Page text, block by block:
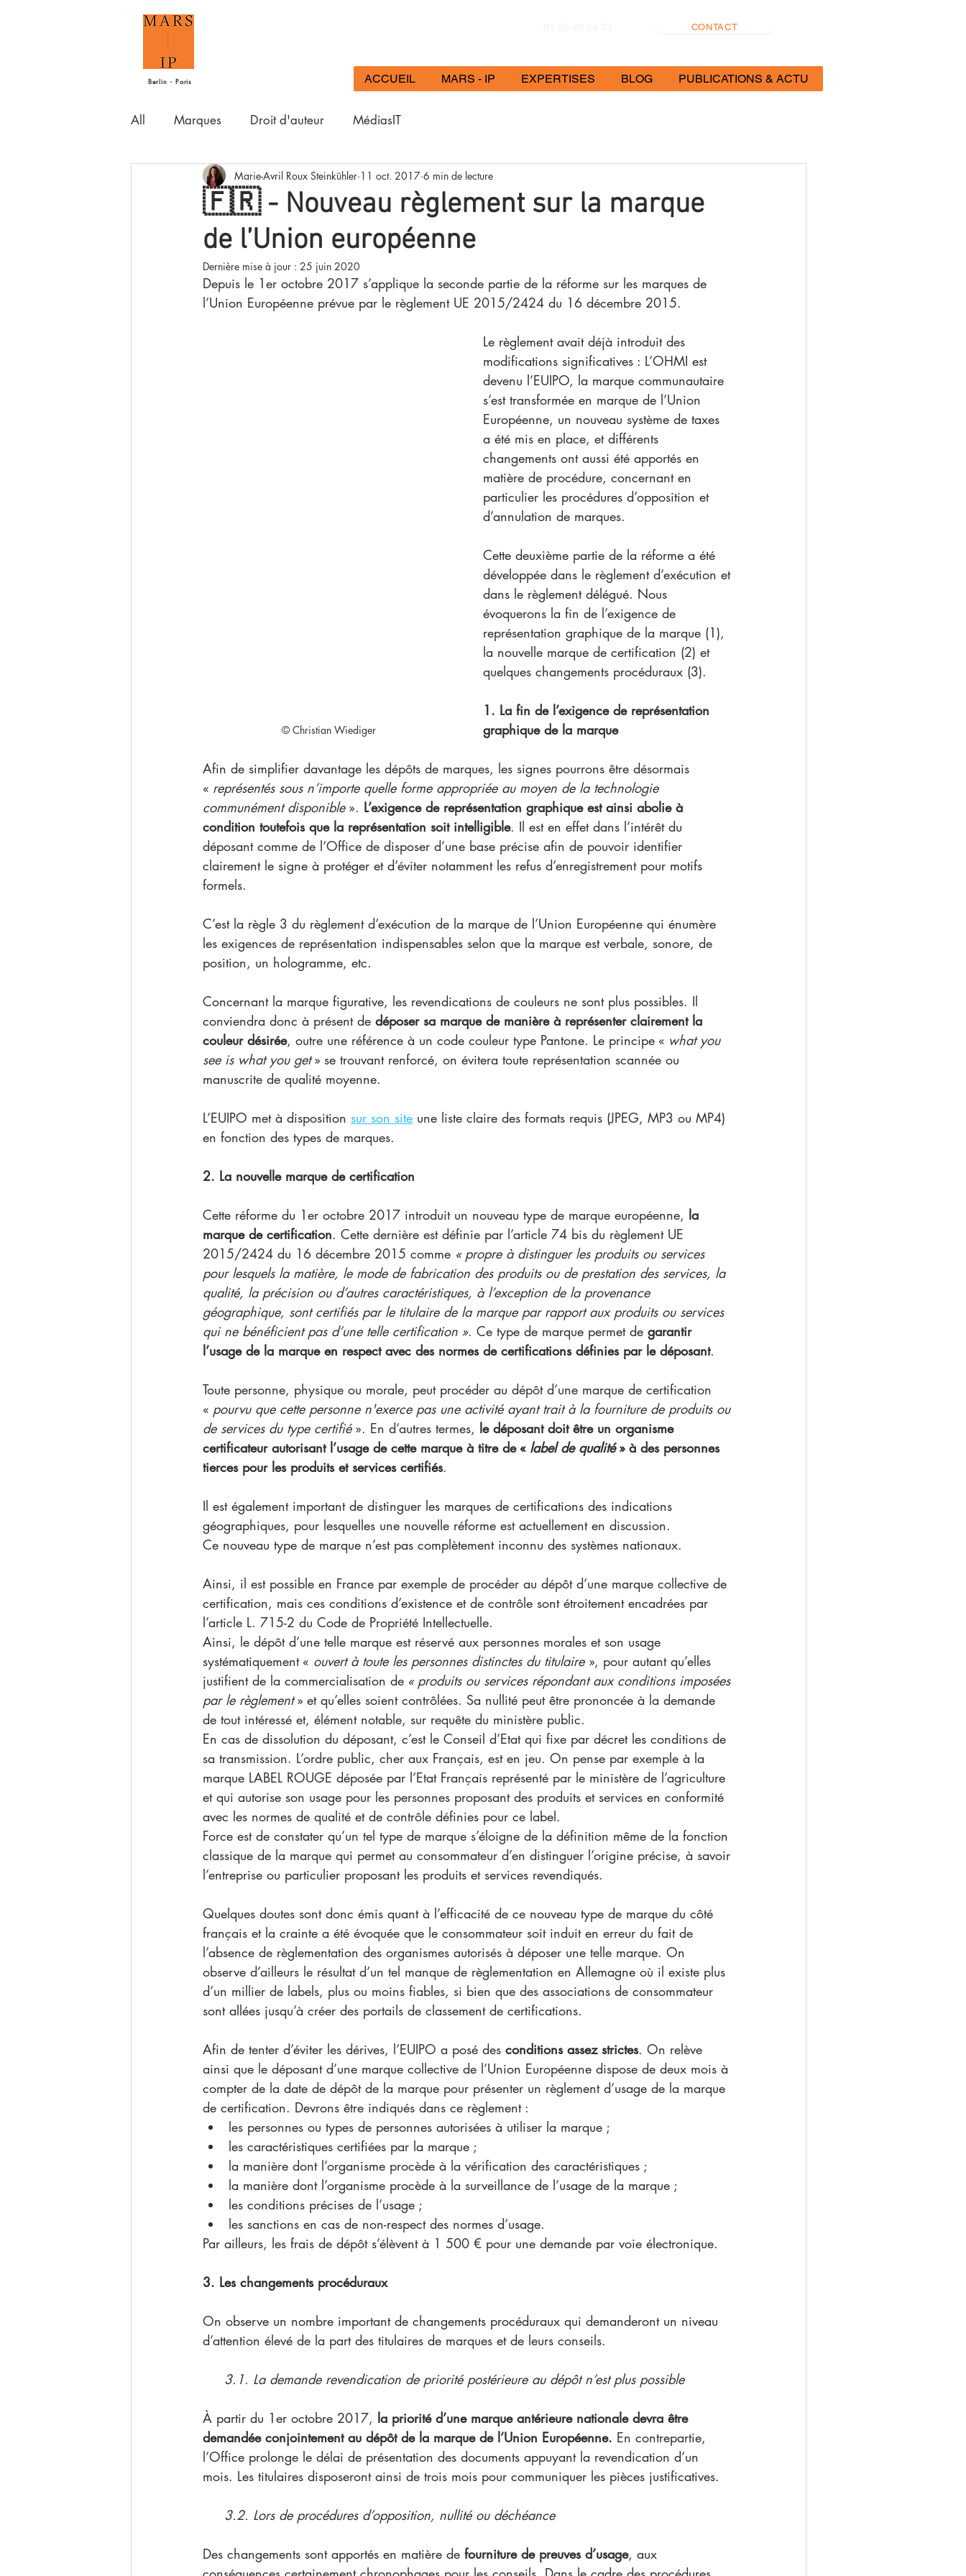
Berlin - Paris
CONTACT
ACCUEIL MARS - IP EXPERTISES BLOG PUBLICATIONS & ACTU
All Marques Droit d'auteur MédiasIT
🇫🇷 - Nouveau règlement sur la marque
de l’Union européenne
Marie-Avril Roux Steinkühler 11 oct. 2017 6 min de lecture
Dernière mise à jour : 25 juin 2020
Depuis le 1er octobre 2017 s’applique la seconde partie de la réforme sur les marques de
l’Union Européenne prévue par le règlement UE 2015/2424 du 16 décembre 2015.
© Christian Wiediger
Le règlement avait déjà introduit des
modifications significatives : L’OHMI est
devenu l’EUIPO, la marque communautaire
s’est transformée en marque de l’Union
Européenne, un nouveau système de taxes
a été mis en place, et différents
changements ont aussi été apportés en
matière de procédure, concernant en
particulier les procédures d’opposition et
d’annulation de marques.
Cette deuxième partie de la réforme a été
développée dans le règlement d’exécution et
dans le règlement délégué. Nous
évoquerons la fin de l’exigence de
représentation graphique de la marque (1),
la nouvelle marque de certification (2) et
quelques changements procéduraux (3).
1. La fin de l’exigence de représentation
graphique de la marque
Afin de simplifier davantage les dépôts de marques, les signes pourrons être désormais
« représentés sous n’importe quelle forme appropriée au moyen de la technologie
communément disponible ». L’exigence de représentation graphique est ainsi abolie à
condition toutefois que la représentation soit intelligible. Il est en effet dans l’intérêt du
déposant comme de l’Office de disposer d’une base précise afin de pouvoir identifier
clairement le signe à protéger et d’éviter notamment les refus d’enregistrement pour motifs
formels.
C’est la règle 3 du règlement d’exécution de la marque de l’Union Européenne qui énumère
les exigences de représentation indispensables selon que la marque est verbale, sonore, de
position, un hologramme, etc.
Concernant la marque figurative, les revendications de couleurs ne sont plus possibles. Il
conviendra donc à présent de déposer sa marque de manière à représenter clairement la
couleur désirée, outre une référence à un code couleur type Pantone. Le principe « what you
see is what you get » se trouvant renforcé, on évitera toute représentation scannée ou
manuscrite de qualité moyenne.
L’EUIPO met à disposition sur son site une liste claire des formats requis (JPEG, MP3 ou MP4)
en fonction des types de marques.
2. La nouvelle marque de certification
Cette réforme du 1er octobre 2017 introduit un nouveau type de marque européenne, la
marque de certification. Cette dernière est définie par l’article 74 bis du règlement UE
2015/2424 du 16 décembre 2015 comme « propre à distinguer les produits ou services
pour lesquels la matière, le mode de fabrication des produits ou de prestation des services, la
qualité, la précision ou d’autres caractéristiques, à l’exception de la provenance
géographique, sont certifiés par le titulaire de la marque par rapport aux produits ou services
qui ne bénéficient pas d’une telle certification ». Ce type de marque permet de garantir
l’usage de la marque en respect avec des normes de certifications définies par le déposant.
Toute personne, physique ou morale, peut procéder au dépôt d’une marque de certification
« pourvu que cette personne n'exerce pas une activité ayant trait à la fourniture de produits ou
de services du type certifié ». En d’autres termes, le déposant doit être un organisme
certificateur autorisant l’usage de cette marque à titre de « label de qualité » à des personnes
tierces pour les produits et services certifiés.
Il est également important de distinguer les marques de certifications des indications
géographiques, pour lesquelles une nouvelle réforme est actuellement en discussion.
Ce nouveau type de marque n’est pas complètement inconnu des systèmes nationaux.
Ainsi, il est possible en France par exemple de procéder au dépôt d’une marque collective de
certification, mais ces conditions d’existence et de contrôle sont étroitement encadrées par
l’article L. 715-2 du Code de Propriété Intellectuelle.
Ainsi, le dépôt d’une telle marque est réservé aux personnes morales et son usage
systématiquement « ouvert à toute les personnes distinctes du titulaire », pour autant qu’elles
justifient de la commercialisation de « produits ou services répondant aux conditions imposées
par le règlement » et qu’elles soient contrôlées. Sa nullité peut être prononcée à la demande
de tout intéressé et, élément notable, sur requête du ministère public.
En cas de dissolution du déposant, c’est le Conseil d’Etat qui fixe par décret les conditions de
sa transmission. L’ordre public, cher aux Français, est en jeu. On pense par exemple à la
marque LABEL ROUGE déposée par l’Etat Français représenté par le ministère de l’agriculture
et qui autorise son usage pour les personnes proposant des produits et services en conformité
avec les normes de qualité et de contrôle définies pour ce label.
Force est de constater qu’un tel type de marque s’éloigne de la définition même de la fonction
classique de la marque qui permet au consommateur d’en distinguer l’origine précise, à savoir
l’entreprise ou particulier proposant les produits et services revendiqués.
Quelques doutes sont donc émis quant à l’efficacité de ce nouveau type de marque du côté
français et la crainte a été évoquée que le consommateur soit induit en erreur du fait de
l’absence de règlementation des organismes autorisés à déposer une telle marque. On
observe d’ailleurs le résultat d’un tel manque de règlementation en Allemagne où il existe plus
d’un millier de labels, plus ou moins fiables, si bien que des associations de consommateur
sont allées jusqu’à créer des portails de classement de certifications.
Afin de tenter d’éviter les dérives, l’EUIPO a posé des conditions assez strictes. On relève
ainsi que le déposant d’une marque collective de l’Union Européenne dispose de deux mois à
compter de la date de dépôt de la marque pour présenter un règlement d’usage de la marque
de certification. Devrons être indiqués dans ce règlement :
les personnes ou types de personnes autorisées à utiliser la marque ;
les caractéristiques certifiées par la marque ;
la manière dont l’organisme procède à la vérification des caractéristiques ;
la manière dont l’organisme procède à la surveillance de l’usage de la marque ;
les conditions précises de l’usage ;
les sanctions en cas de non-respect des normes d’usage.
Par ailleurs, les frais de dépôt s’élèvent à 1 500 € pour une demande par voie électronique.
3. Les changements procéduraux
On observe un nombre important de changements procéduraux qui demanderont un niveau
d’attention élevé de la part des titulaires de marques et de leurs conseils.
     3.1. La demande revendication de priorité postérieure au dépôt n’est plus possible
À partir du 1er octobre 2017, la priorité d’une marque antérieure nationale devra être
demandée conjointement au dépôt de la marque de l’Union Européenne. En contrepartie,
l’Office prolonge le délai de présentation des documents appuyant la revendication d’un
mois. Les titulaires disposeront ainsi de trois mois pour communiquer les pièces justificatives.
     3.2. Lors de procédures d’opposition, nullité ou déchéance
Des changements sont apportés en matière de fourniture de preuves d’usage, aux